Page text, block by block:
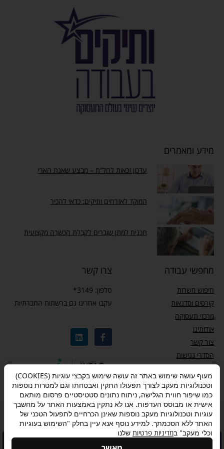
מידע ומאמרים
עדכון זכאות לחל”ת – מבצע שאגת הארי
המוקד לאזרחים ותיקים: כדאי להכיר
תכנית למתן שוברים לקבלת הכשרה מקצועית
מחפשי עבודה
חיפוש משרות
קורסים וסדנאות
מרכזי תעסוקה
אודותינו
צור קשר
הסדרי נגישות
מדיניות פרטיות
צרו קשר
טלפון: 3149*
עקבו אחרינו גם ברשתות החברתיות
מדיניות פרטיות–תנאי שימוש–אישור הצטרפות לתוכנית “ותיקים בעבודה”
להצטרפות לתוכנית לחצו
מעוף עושה שימוש באתר זה עושה שימוש בקבצי עוגיות (COOKIES)
וטכנולוגיות מעקב לצורך תפעולו התקין ואבטחתו וגם למטרות נוספות
כמו שיפור חווית הגלישה, ניתוח נתונים סטטיסטיים פרסום מותאם
אישית או מבוסס העדפות. אנו לא נתקין באמצעות האתר על מחשבך
עוגיות וטכנולוגיות מעקב נוספות שאינן הכרחיים לתפעול הטכני של
האתר ללא הסכמתך. למידע נוסף אנא עיין בחלק "השימוש בעוגיות
וכלי מעקב" במדיניות פרטיות שלנו